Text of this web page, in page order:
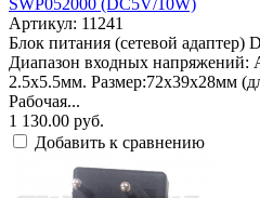
SWP052000 (DC5V/10W)
Артикул: 11241
Блок питания (сетевой адаптер)
Диапазон входных напряжений:
2.5x5.5мм. Размер:72x39x28мм
Рабочая...
1 130.00 руб.
Добавить к сравнению